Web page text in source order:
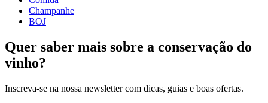
Champanhe
BOJ
Quer saber mais sobre a conservação do
vinho?
Inscreva-se na nossa newsletter com dicas, guias e boas ofertas.